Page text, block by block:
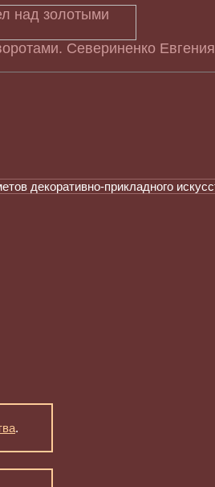
Севериненко Евгения
.